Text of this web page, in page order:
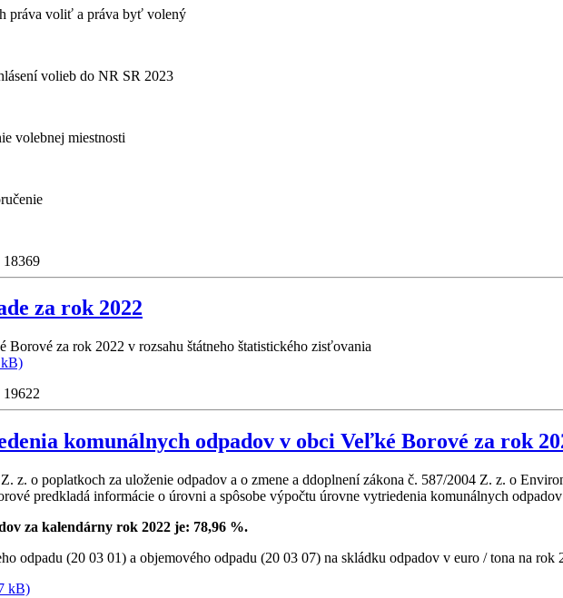
práva voliť a práva byť volený
volieb do NR SR 2023
volebnej miestnosti
18369
za rok 2022
za rok 2022 v rozsahu štátneho štatistického zisťovania
19622
komunálnych odpadov v obci Veľké Borové za rok
z. o poplatkoch za uloženie odpadov a o zmene a ddoplnení zákona č. 587/2004 Z. z. o
predkladá informácie o úrovni a spôsobe výpočtu úrovne vytriedenia komunálnych
za kalendárny rok 2022 je: 78,96 %.
odpadu (20 03 01) a objemového odpadu (20 03 07) na skládku odpadov v euro / tona na rok
kB)